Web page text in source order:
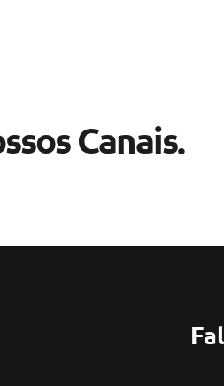
Canais.